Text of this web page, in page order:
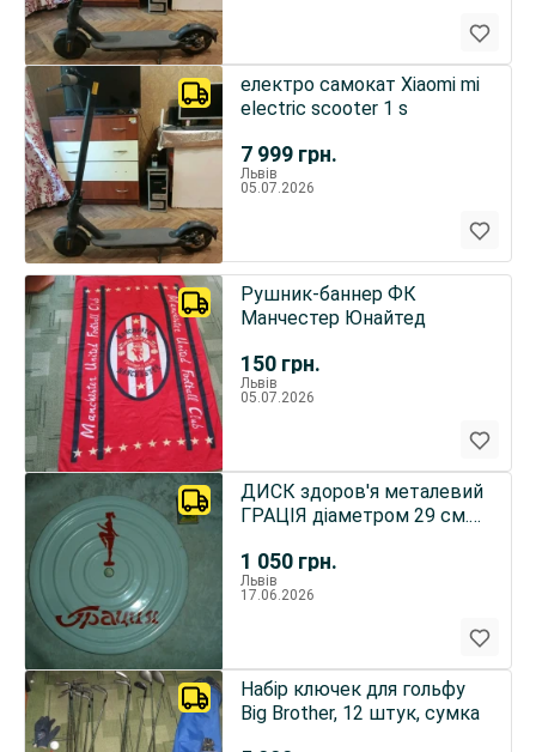
7 999 грн.
електро самокат Xiaomi mi
electric scooter 1 s
Львів
05.07.2026
150 грн.
Рушник-баннер ФК
Манчестер Юнайтед
Львів
05.07.2026
1 050 грн.
ДИСК здоров'я металевий
ГРАЦІЯ діаметром 29 см.
Львів
17.06.2026
Набір ключек для гольфу
Big Brother, 12 штук, сумка